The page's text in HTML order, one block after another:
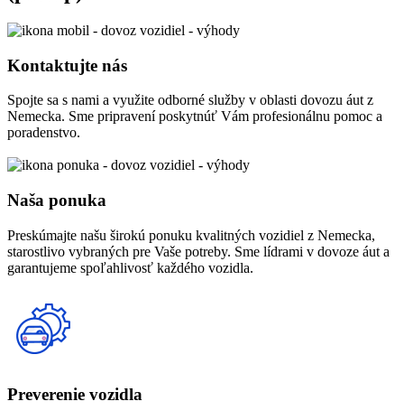
Kontaktujte nás
Spojte sa s nami a využite odborné služby v oblasti dovozu áut z
Nemecka. Sme pripravení poskytnúť Vám profesionálnu pomoc a
poradenstvo.
Naša ponuka
Preskúmajte našu širokú ponuku kvalitných vozidiel z Nemecka,
starostlivo vybraných pre Vaše potreby. Sme lídrami v dovoze áut a
garantujeme spoľahlivosť každého vozidla.
Preverenie vozidla